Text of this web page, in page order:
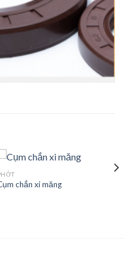
chắn xi măng